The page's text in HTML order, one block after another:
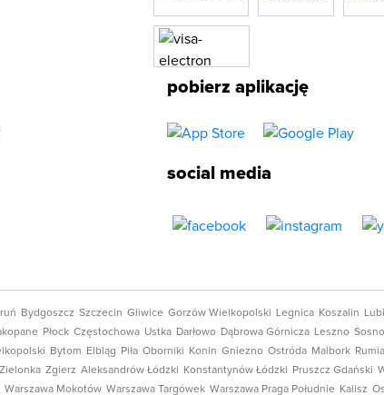
pobierz aplikację
social media
Bydgoszcz Szczecin Gliwice Gorzów Wielkopolski Legnica Koszalin
Płock Częstochowa Ustka Darłowo Dąbrowa Górnicza Leszno
Bytom Elbląg Piła Oborniki Konin Gniezno Ostróda Malbork Rumia
Zielonka Zgierz Aleksandrów Łódzki Konstantynów Łódzki Pruszcz Gdański
Warszawa Mokotów Warszawa Targówek Warszawa Praga Południe Kalisz